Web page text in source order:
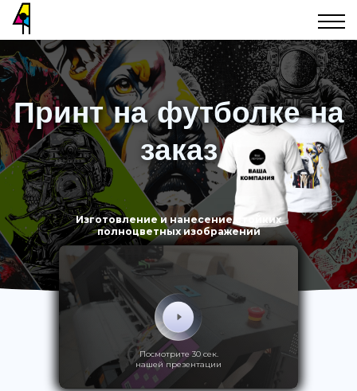
Принт на футболке на
заказ
Изготовление и нанесение стойких
полноцветных изображений
Посмотрите 30 сек.
нашей презентации